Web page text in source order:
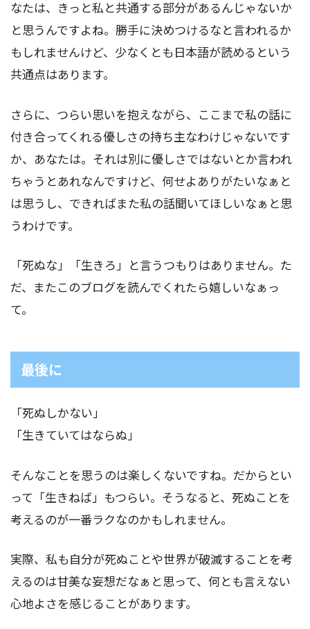
なたは、きっと私と共通する部分があるんじゃないか
と思うんですよね。勝手に決めつけるなと言われるか
もしれませんけど、少なくとも日本語が読めるという
共通点はあります。
さらに、つらい思いを抱えながら、ここまで私の話に
付き合ってくれる優しさの持ち主なわけじゃないです
か、あなたは。それは別に優しさではないとか言われ
ちゃうとあれなんですけど、何せよありがたいなぁと
は思うし、できればまた私の話聞いてほしいなぁと思
うわけです。
「死ぬな」「生きろ」と言うつもりはありません。た
だ、またこのブログを読んでくれたら嬉しいなぁっ
て。
最後に
「死ぬしかない」
「生きていてはならぬ」
そんなことを思うのは楽しくないですね。だからとい
って「生きねば」もつらい。そうなると、死ぬことを
考えるのが一番ラクなのかもしれません。
実際、私も自分が死ぬことや世界が破滅することを考
えるのは甘美な妄想だなぁと思って、何とも言えない
心地よさを感じることがあります。